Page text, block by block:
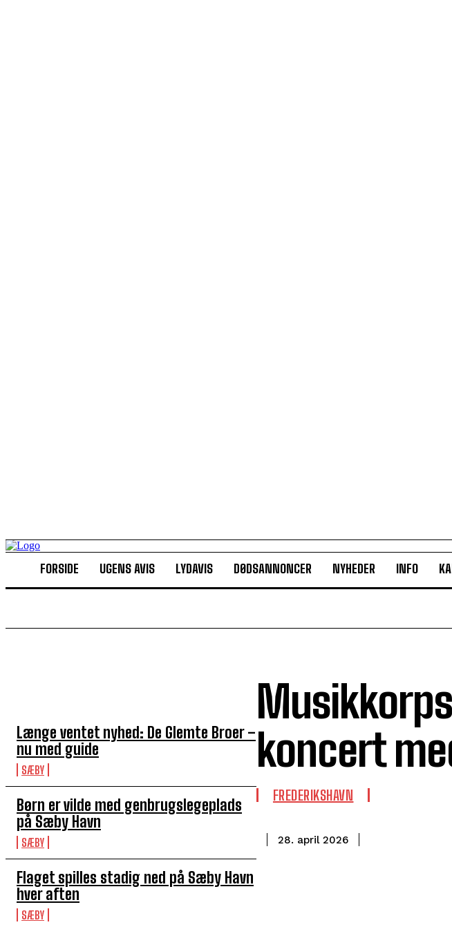
FORSIDE UGENS AVIS LYDAVIS DØDSANNONCER NYHEDER INFO
Længe ventet nyhed: De Glemte Broer –
nu med guide
SÆBY
Børn er vilde med genbrugslegeplads
på Sæby Havn
SÆBY
Flaget spilles stadig ned på Sæby Havn
hver aften
SÆBY
koncert
FREDERIKSHAVN
28. april 2026